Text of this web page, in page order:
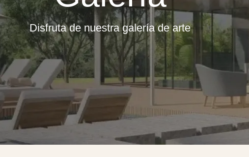
Disfruta de nuestra galería de arte